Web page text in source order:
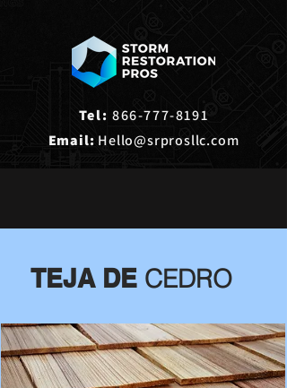
Tel: 866-777-8191
Email: Hello@srprosllc.com
TEJA DE CEDRO